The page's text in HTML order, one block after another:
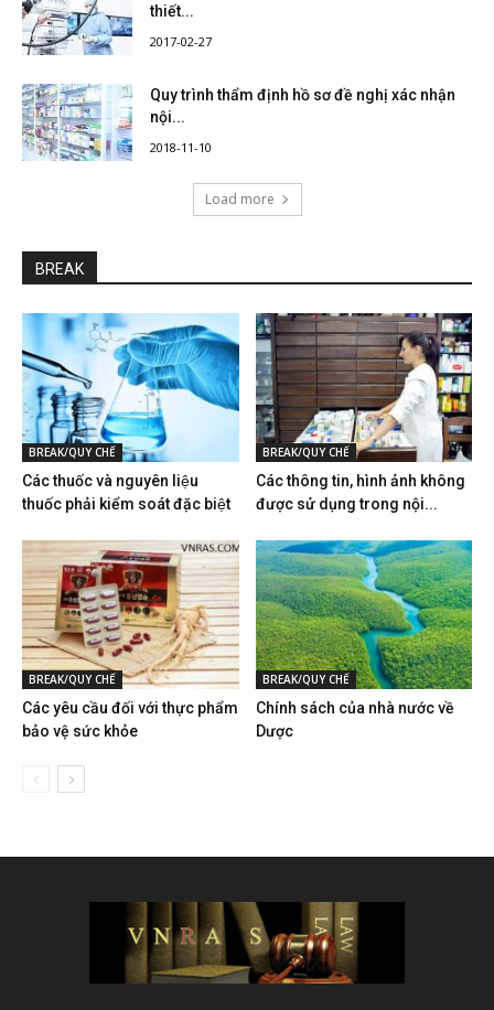
thiết...
2017-02-27
Quy trình thẩm định hồ sơ đề nghị xác nhận
nội...
2018-11-10
Load more
BREAK
BREAK/QUY CHẾ
Các thuốc và nguyên liệu
thuốc phải kiểm soát đặc biệt
BREAK/QUY CHẾ
Các thông tin, hình ảnh không
được sử dụng trong nội...
BREAK/QUY CHẾ
Các yêu cầu đối với thực phẩm
bảo vệ sức khỏe
BREAK/QUY CHẾ
Chính sách của nhà nước về
Dược